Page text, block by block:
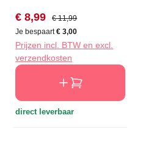
Verkoopprijs:
€ 8,99 Normale prijs:
€ 11,99
Je bespaart€ 3,00
Prijzen incl. BTW en excl.
verzendkosten
direct leverbaar